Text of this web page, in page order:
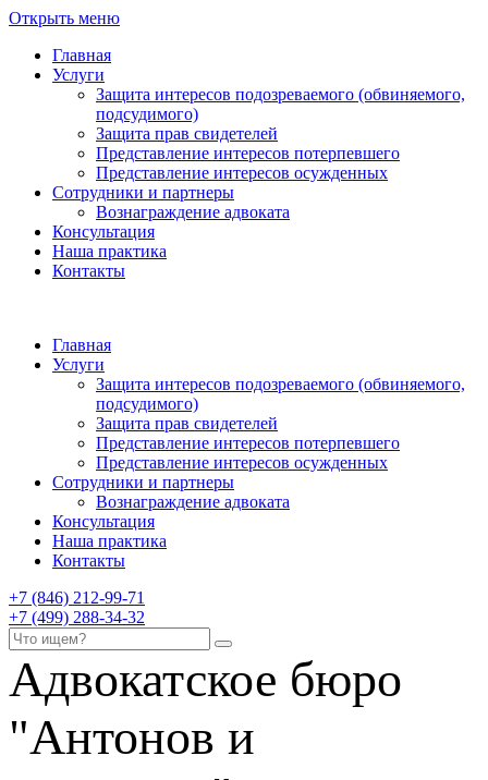
Открыть меню
Главная
Услуги
Защита интересов подозреваемого (обвиняемого,
подсудимого)
Защита прав свидетелей
Представление интересов потерпевшего
Представление интересов осужденных
Сотрудники и партнеры
Вознаграждение адвоката
Консультация
Наша практика
Контакты
Главная
Услуги
Защита интересов подозреваемого (обвиняемого,
подсудимого)
Защита прав свидетелей
Представление интересов потерпевшего
Представление интересов осужденных
Сотрудники и партнеры
Вознаграждение адвоката
Консультация
Наша практика
Контакты
+7 (846) 212-99-71
+7 (499) 288-34-32
Адвокатское бюро
"Антонов и